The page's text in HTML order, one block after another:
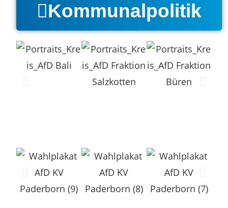
Kommunalpolitik